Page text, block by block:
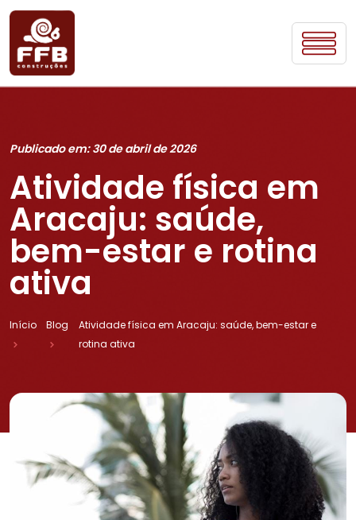
Publicado em: 30 de abril de 2026
Atividade física em
Aracaju: saúde,
bem-estar e rotina
ativa
Início Blog
Atividade física em Aracaju: saúde, bem-estar e
rotina ativa